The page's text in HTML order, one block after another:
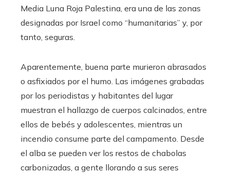
Media Luna Roja Palestina, era una de las zonas
designadas por Israel como “humanitarias” y, por
tanto, seguras.
Aparentemente, buena parte murieron abrasados
o asfixiados por el humo. Las imágenes grabadas
por los periodistas y habitantes del lugar
muestran el hallazgo de cuerpos calcinados, entre
ellos de bebés y adolescentes, mientras un
incendio consume parte del campamento. Desde
el alba se pueden ver los restos de chabolas
carbonizadas, a gente llorando a sus seres